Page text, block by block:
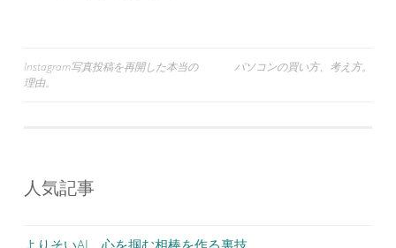
投
ゲ
ー
Instagram写真投稿を再開した本当の
理由。
パソコンの買い方、考え方。
人気記事
よりそいAI、心を掴む相棒を作る裏技